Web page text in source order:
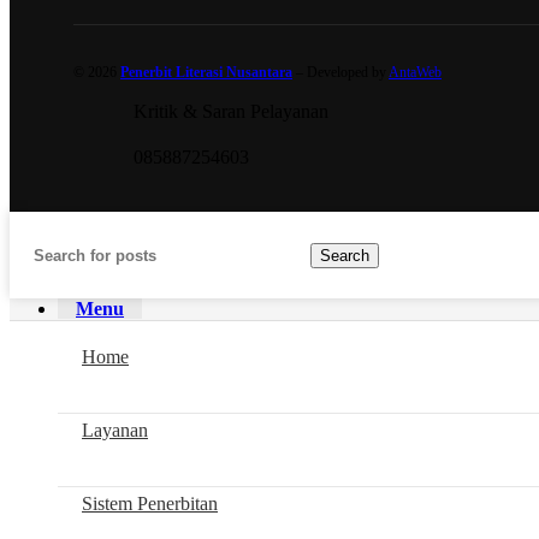
Penerbit Literasi Nusantara AntaWeb
Search
Menu
Home
Layanan
Sistem Penerbitan